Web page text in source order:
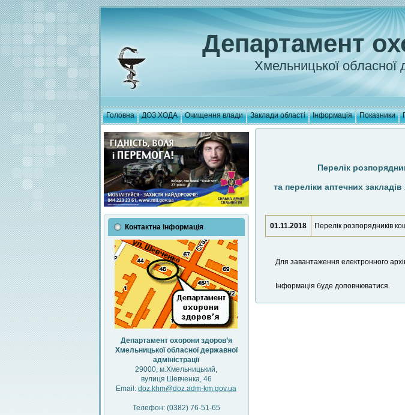
Департамент
Хмельницької обласної
Головна ДОЗ ХОДА Очищення влади Заклади області Інформація Показники
Контактна інформація
Департамент охорони здоров’я
Хмельницької обласної державної
адміністрації
29000, м.Хмельницький,
вулиця Шевченка, 46
Email: doz.khm@doz.adm-km.gov.ua
Телефон: (0382) 76-51-65
Перелік
та переліки аптечних
01.11.2018 Перелік розпорядників
Для завантаження електронного
Інформація буде доповнюватися.